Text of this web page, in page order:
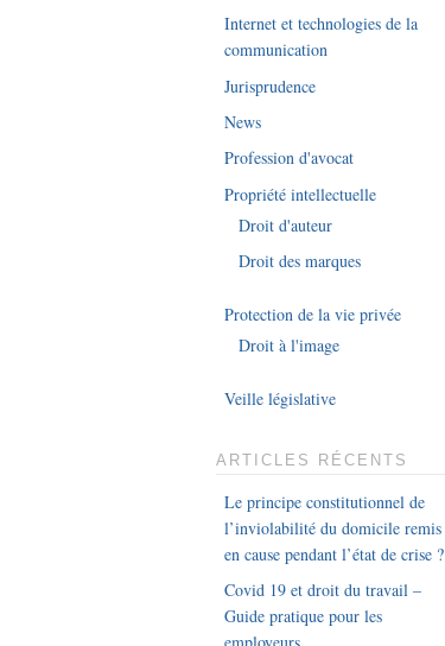
Internet et technologies de la
communication
Jurisprudence
News
Profession d'avocat
Propriété intellectuelle
Droit d'auteur
Droit des marques
Protection de la vie privée
Droit à l'image
Veille législative
ARTICLES RÉCENTS
Le principe constitutionnel de
l’inviolabilité du domicile remis
en cause pendant l’état de crise ?
Covid 19 et droit du travail –
Guide pratique pour les